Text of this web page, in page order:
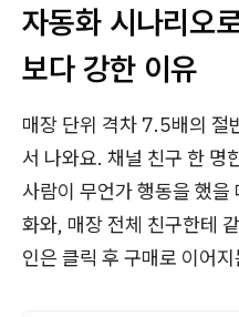
자동화 시나리오
보다 강한 이유
매장 단위 격차 7.5배의 절
서 나와요. 채널 친구 한 명
사람이 무언가 행동을 했을
화와, 매장 전체 친구한테
인은 클릭 후 구매로 이어